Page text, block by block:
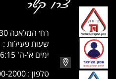
רח׳ המלאכה 30, חולון
שעות פעילות :
ימים א'-ה' 08:00-16:15
טלפון : 073-200-2000